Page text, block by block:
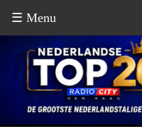
☰ Menu